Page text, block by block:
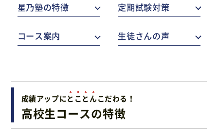
星乃塾の特徴 定期試験対策
コース案内 生徒さんの声
成績アップにと ことんこだわる！
高校生コースの特徴